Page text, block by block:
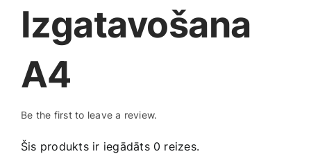
Medicīnas preces
Mobilie telefoni, planšetdatori
Pakalpojumi
Izgatavošana
A4
Be the first to leave a review.
Šis produkts ir iegādāts 0 reizes.